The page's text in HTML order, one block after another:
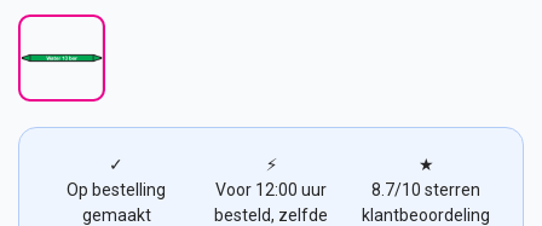
✓
Op bestelling
gemaakt
⚡
Voor 12:00 uur
besteld, zelfde
★
8.7/10 sterren
klantbeoordeling